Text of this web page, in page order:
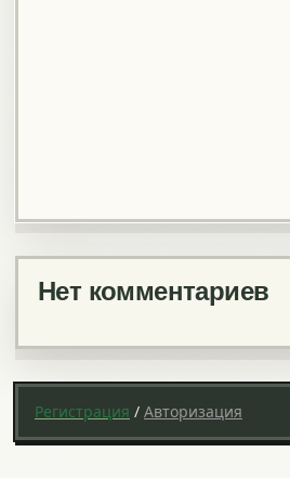
Нет комментариев
Регистрация / Авторизация